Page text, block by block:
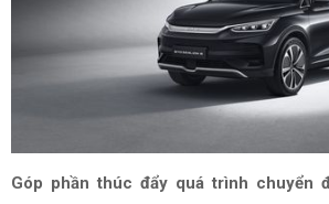
Góp phần thúc đẩy quá trình chuyển